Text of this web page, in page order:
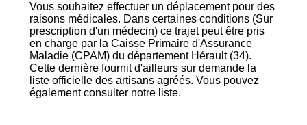
Vous souhaitez effectuer un déplacement pour des
raisons médicales. Dans certaines conditions (Sur
prescription d'un médecin) ce trajet peut être pris
en charge par la Caisse Primaire d'Assurance
Maladie (CPAM) du département Hérault (34).
Cette dernière fournit d'ailleurs sur demande la
liste officielle des artisans agréés. Vous pouvez
également consulter notre liste.